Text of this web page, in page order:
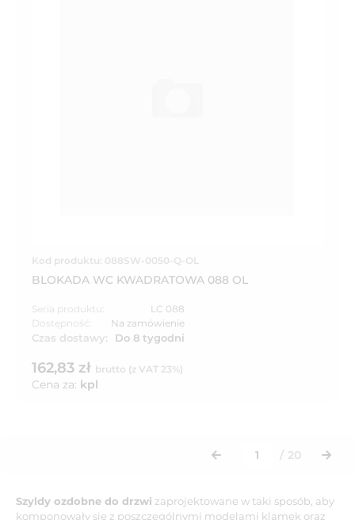
Kod produktu: 088SW-0050-Q-OL
BLOKADA WC KWADRATOWA 088 OL
Seria produktu:
LC 088
Dostępność:
Na zamówienie
Czas dostawy: Do 8 tygodni
162,83 zł brutto (z VAT 23%)
Cena za: kpl
/ 20
Szyldy ozdobne do drzwi zaprojektowane w taki sposób, aby
komponowały się z poszczególnymi modelami klamek oraz